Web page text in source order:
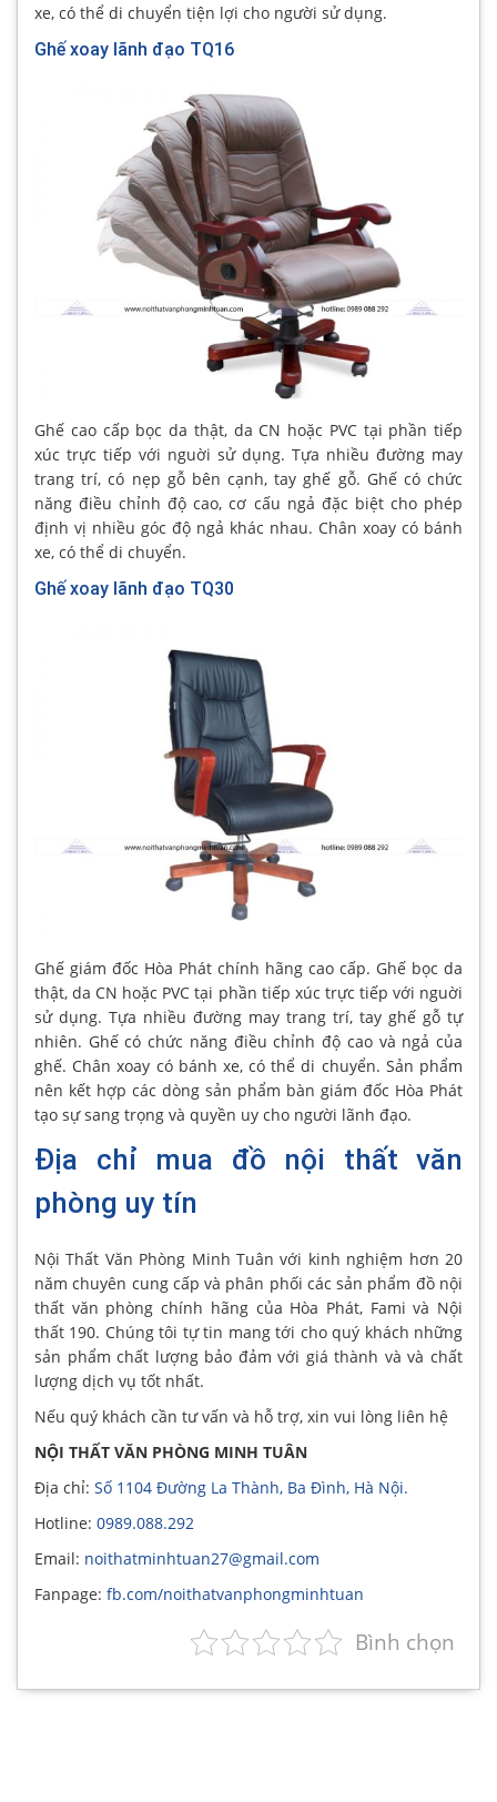
xe, có thể di chuyển tiện lợi cho người sử dụng.
Ghế xoay lãnh đạo TQ16
Ghế cao cấp bọc da thật, da CN hoặc PVC tại phần tiếp
xúc trực tiếp với nguời sử dụng. Tựa nhiều đường may
trang trí, có nẹp gỗ bên cạnh, tay ghế gỗ. Ghế có chức
năng điều chỉnh độ cao, cơ cấu ngả đặc biệt cho phép
định vị nhiều góc độ ngả khác nhau. Chân xoay có bánh
xe, có thể di chuyển.
Ghế xoay lãnh đạo TQ30
Ghế giám đốc Hòa Phát chính hãng cao cấp. Ghế bọc da
thật, da CN hoặc PVC tại phần tiếp xúc trực tiếp với nguời
sử dụng. Tựa nhiều đường may trang trí, tay ghế gỗ tự
nhiên. Ghế có chức năng điều chỉnh độ cao và ngả của
ghế. Chân xoay có bánh xe, có thể di chuyển. Sản phẩm
nên kết hợp các dòng sản phẩm bàn giám đốc Hòa Phát
tạo sự sang trọng và quyền uy cho người lãnh đạo.
Địa chỉ mua đồ nội thất văn
phòng uy tín
Nội Thất Văn Phòng Minh Tuân với kinh nghiệm hơn 20
năm chuyên cung cấp và phân phối các sản phẩm đồ nội
thất văn phòng chính hãng của Hòa Phát, Fami và Nội
thất 190. Chúng tôi tự tin mang tới cho quý khách những
sản phẩm chất lượng bảo đảm với giá thành và và chất
lượng dịch vụ tốt nhất.
Nếu quý khách cần tư vấn và hỗ trợ, xin vui lòng liên hệ
NỘI THẤT VĂN PHÒNG MINH TUÂN
Địa chỉ: Số 1104 Đường La Thành, Ba Đình, Hà Nội.
Hotline: 0989.088.292
Email: noithatminhtuan27@gmail.com
Fanpage: fb.com/noithatvanphongminhtuan
Bình chọn